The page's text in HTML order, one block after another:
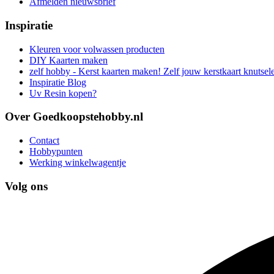
Inspiratie
Kleuren voor volwassen producten
DIY Kaarten maken
zelf hobby - Kerst kaarten maken! Zelf jouw kerstkaart
Inspiratie Blog
Uv Resin kopen?
Over Goedkoopstehobby.nl
Contact
Hobbypunten
Werking winkelwagentje
Volg ons